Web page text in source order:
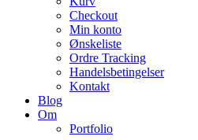
Checkout
Min konto
Ønskeliste
Ordre Tracking
Handelsbetingelser
Kontakt
Blog
Om
Portfolio